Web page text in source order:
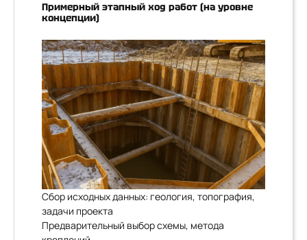
Примерный этапный ход работ (на уровне
концепции)
Сбор исходных данных: геология, топография,
задачи проекта
Предварительный выбор схемы, метода